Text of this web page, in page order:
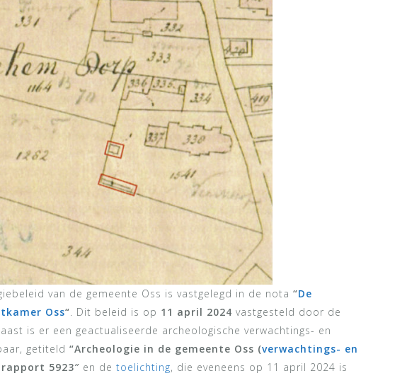
van de gemeente Oss is vastgelegd in de nota “De
Oss“. Dit beleid is op 11 april 2024 vastgesteld door de
is er een geactualiseerde archeologische verwachtings- en
getiteld “Archeologie in de gemeente Oss (verwachtings- en
rapport 5923″ en de toelichting, die eveneens op 11 april 2024 is